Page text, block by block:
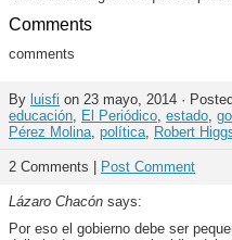
Comments
comments
By luisfi on 23 mayo, 2014 ·
educación, El Periódico, estado,
Pérez Molina, política, Robert
2 Comments | Post Comment
Lázaro Chacón says:
Por eso el gobierno debe ser